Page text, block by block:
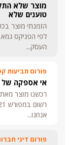
מוצר שלא
טוענים שלא
לפי הפניקס
העסק...
פורום תביעות
אי אספקה של
רכשנו מוצר
אנחנו...
פורום דיני